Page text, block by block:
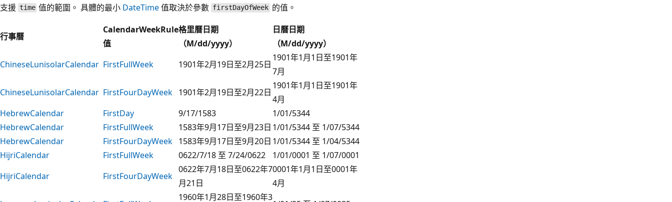
支援 time 值的範圍。 具體的最小 DateTime值取決於參數 firstDayOfWeek 的值。
行事曆
CalendarWeekRule
值
格里曆日期
（M/dd/yyyy）
日曆日期
（M/dd/yyyy）
ChineseLunisolarCalendar FirstFullWeek 1901年2月19日至2月25日
1901年1月1日至1901年
7月
ChineseLunisolarCalendar FirstFourDayWeek 1901年2月19日至2月22日
1901年1月1日至1901年
4月
HebrewCalendar
FirstDay 9/17/1583
1/01/5344
HebrewCalendar
FirstFullWeek 1583年9月17日至9月23日 1/01/5344 至 1/07/5344
HebrewCalendar
FirstFourDayWeek 1583年9月17日至9月20日 1/01/5344 至 1/04/5344
HijriCalendar
FirstFullWeek 0622/7/18 至 7/24/0622
1/01/0001 至 1/07/0001
HijriCalendar
FirstFourDayWeek
0622年7月18日至0622年7
月21日
0001年1月1日至0001年
4月
1960年1月28日至1960年3